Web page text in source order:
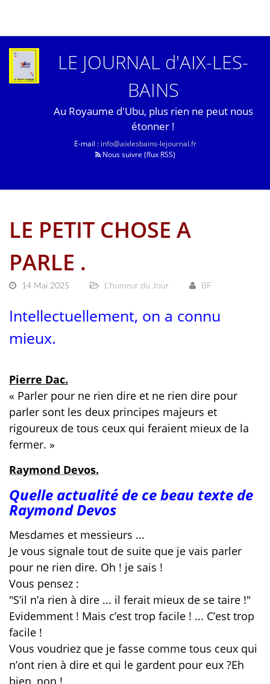
LE JOURNAL d'AIX-LES-
BAINS
Au Royaume d'Ubu, plus rien ne peut nous
étonner !
E-mail : info@aixlesbains-lejournal.fr
Nous suivre (flux RSS)
LE PETIT CHOSE A
PARLE .
14 Mai 2025 L'humeur du Jour BF
Intellectuellement, on a connu
mieux.
Pierre Dac.
« Parler pour ne rien dire et ne rien dire pour
parler sont les deux principes majeurs et
rigoureux de tous ceux qui feraient mieux de la
fermer. »
Raymond Devos.
Quelle actualité de ce beau texte de
Raymond Devos
Mesdames et messieurs ...
Je vous signale tout de suite que je vais parler
pour ne rien dire. Oh ! je sais !
Vous pensez :
"S’il n’a rien à dire ... il ferait mieux de se taire !"
Evidemment ! Mais c’est trop facile ! ... C’est trop
facile !
Vous voudriez que je fasse comme tous ceux qui
n’ont rien à dire et qui le gardent pour eux ?Eh
bien, non !